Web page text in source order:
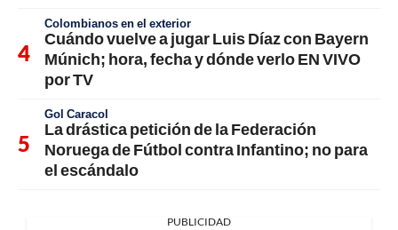
Colombianos en el exterior
Cuándo vuelve a jugar Luis Díaz con Bayern
Múnich; hora, fecha y dónde verlo EN VIVO
por TV
Gol Caracol
La drástica petición de la Federación
Noruega de Fútbol contra Infantino; no para
el escándalo
PUBLICIDAD